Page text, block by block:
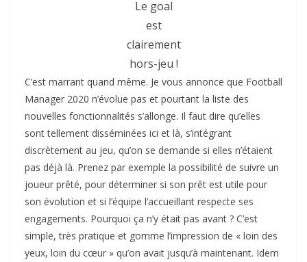
Le goal
est
clairement
hors-jeu !
C’est marrant quand même. Je vous annonce que Football
Manager 2020 n’évolue pas et pourtant la liste des
nouvelles fonctionnalités s’allonge. Il faut dire qu’elles
sont tellement disséminées ici et là, s’intégrant
discrètement au jeu, qu’on se demande si elles n’étaient
pas déjà là. Prenez par exemple la possibilité de suivre un
joueur prêté, pour déterminer si son prêt est utile pour
son évolution et si l’équipe l’accueillant respecte ses
engagements. Pourquoi ça n’y était pas avant ? C’est
simple, très pratique et gomme l’impression de « loin des
yeux, loin du cœur » qu’on avait jusqu’à maintenant. Idem